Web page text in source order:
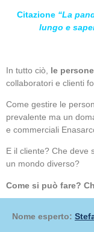
Citazione “La
lungo e
In tutto ciò, le
collaboratori e clienti
Come gestire le
prevalente ma un
e commerciali
E il cliente? Che deve
un mondo diverso?
Come si può fare?
Nome esperto: